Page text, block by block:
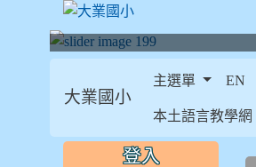
大業國小
主選單 EN
本土語言教學網
::: 登入